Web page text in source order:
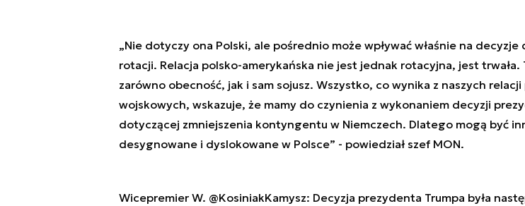
„Nie dotyczy ona Polski, ale pośrednio może wpływać właśnie na decyzje
rotacji. Relacja polsko-amerykańska nie jest jednak rotacyjna, jest trwała.
zarówno obecność, jak i sam sojusz. Wszystko, co wynika z naszych
wojskowych, wskazuje, że mamy do czynienia z wykonaniem decyzji
dotyczącej zmniejszenia kontyngentu w Niemczech. Dlatego mogą być
desygnowane i dyslokowane w Polsce” - powiedział szef MON.
Wicepremier W. @KosiniakKamysz: Decyzja prezydenta Trumpa była